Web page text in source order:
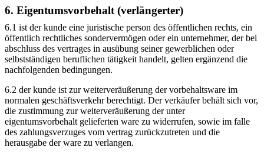
6. Eigentumsvorbehalt (verlängerter)
6.1 ist der kunde eine juristische person des öffentlichen rechts, ein
öffentlich rechtliches sondervermögen oder ein unternehmer, der bei
abschluss des vertrages in ausübung seiner gewerblichen oder
selbstständigen beruflichen tätigkeit handelt, gelten ergänzend die
nachfolgenden bedingungen.
6.2 der kunde ist zur weiterveräußerung der vorbehaltsware im
normalen geschäftsverkehr berechtigt. Der verkäufer behält sich vor,
die zustimmung zur weiterveräußerung der unter
eigentumsvorbehalt gelieferten ware zu widerrufen, sowie im falle
des zahlungsverzuges vom vertrag zurückzutreten und die
herausgabe der ware zu verlangen.